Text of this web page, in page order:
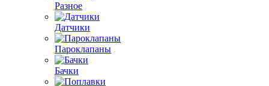
Разное
Датчики
Пароклапаны
Бачки